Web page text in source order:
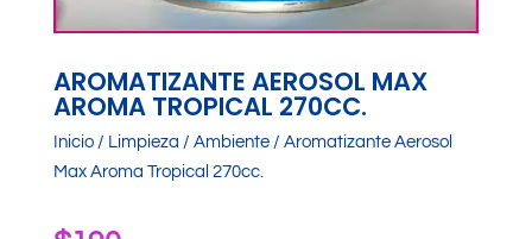
AROMATIZANTE AEROSOL MAX
AROMA TROPICAL 270CC.
Inicio/ Limpieza / Ambiente/ Aromatizante Aerosol
Max Aroma Tropical 270cc.